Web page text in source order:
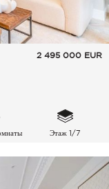
2 495 000 EUR
Этаж 1/7